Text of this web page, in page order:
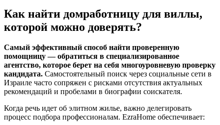
Как найти домработницу для виллы,
которой можно доверять?
Самый эффективный способ найти проверенную
помощницу — обратиться в специализированное
агентство, которое берет на себя многоуровневую проверку
кандидата. Самостоятельный поиск через социальные сети в
Израиле часто сопряжен с рисками отсутствия актуальных
рекомендаций и пробелами в биографии соискателя.
Когда речь идет об элитном жилье, важно делегировать
процесс подбора профессионалам. EzraHome обеспечивает: